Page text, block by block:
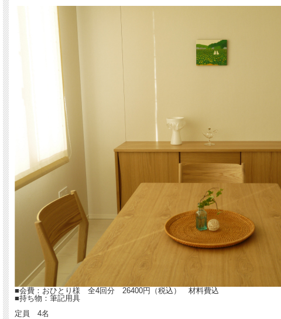
■会費：おひとり様 全4回分 26400円（税込） 材料費込
■持ち物：筆記用具
定員 4名